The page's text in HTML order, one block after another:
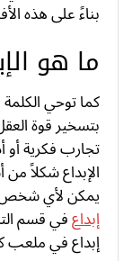
بناءً على هذه
ما هو
كما توحي الكلمة
بتسخير قوة
تجارب فكرية
الإبداع شكلاً
يمكن لأي شخص
إبداعفي قسم
إبداع في ملعب